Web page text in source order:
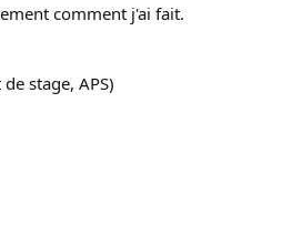
comment j'ai fait.
stage, APS)